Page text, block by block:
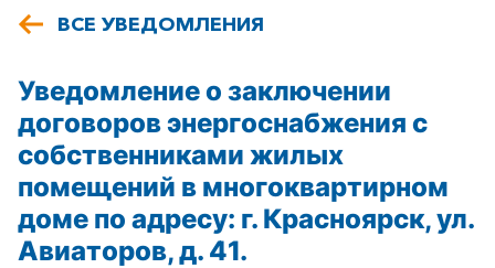
ВСЕ УВЕДОМЛЕНИЯ
Уведомление о заключении
договоров энергоснабжения с
собственниками жилых
помещений в многоквартирном
доме по адресу: г. Красноярск, ул.
Авиаторов, д. 41.